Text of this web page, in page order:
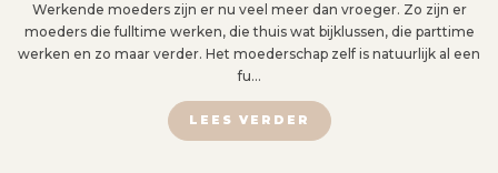
Werkende moeders zijn er nu veel meer dan vroeger. Zo zijn er
moeders die fulltime werken, die thuis wat bijklussen, die parttime
werken en zo maar verder. Het moederschap zelf is natuurlijk al een
fu…
LEES VERDER